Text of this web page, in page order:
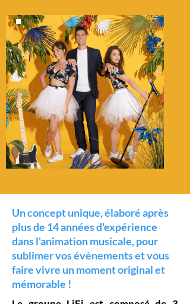
Un concept unique, élaboré après
plus de 14 années d'expérience
dans l'animation musicale, pour
sublimer vos évènements et vous
faire vivre un moment original et
mémorable !